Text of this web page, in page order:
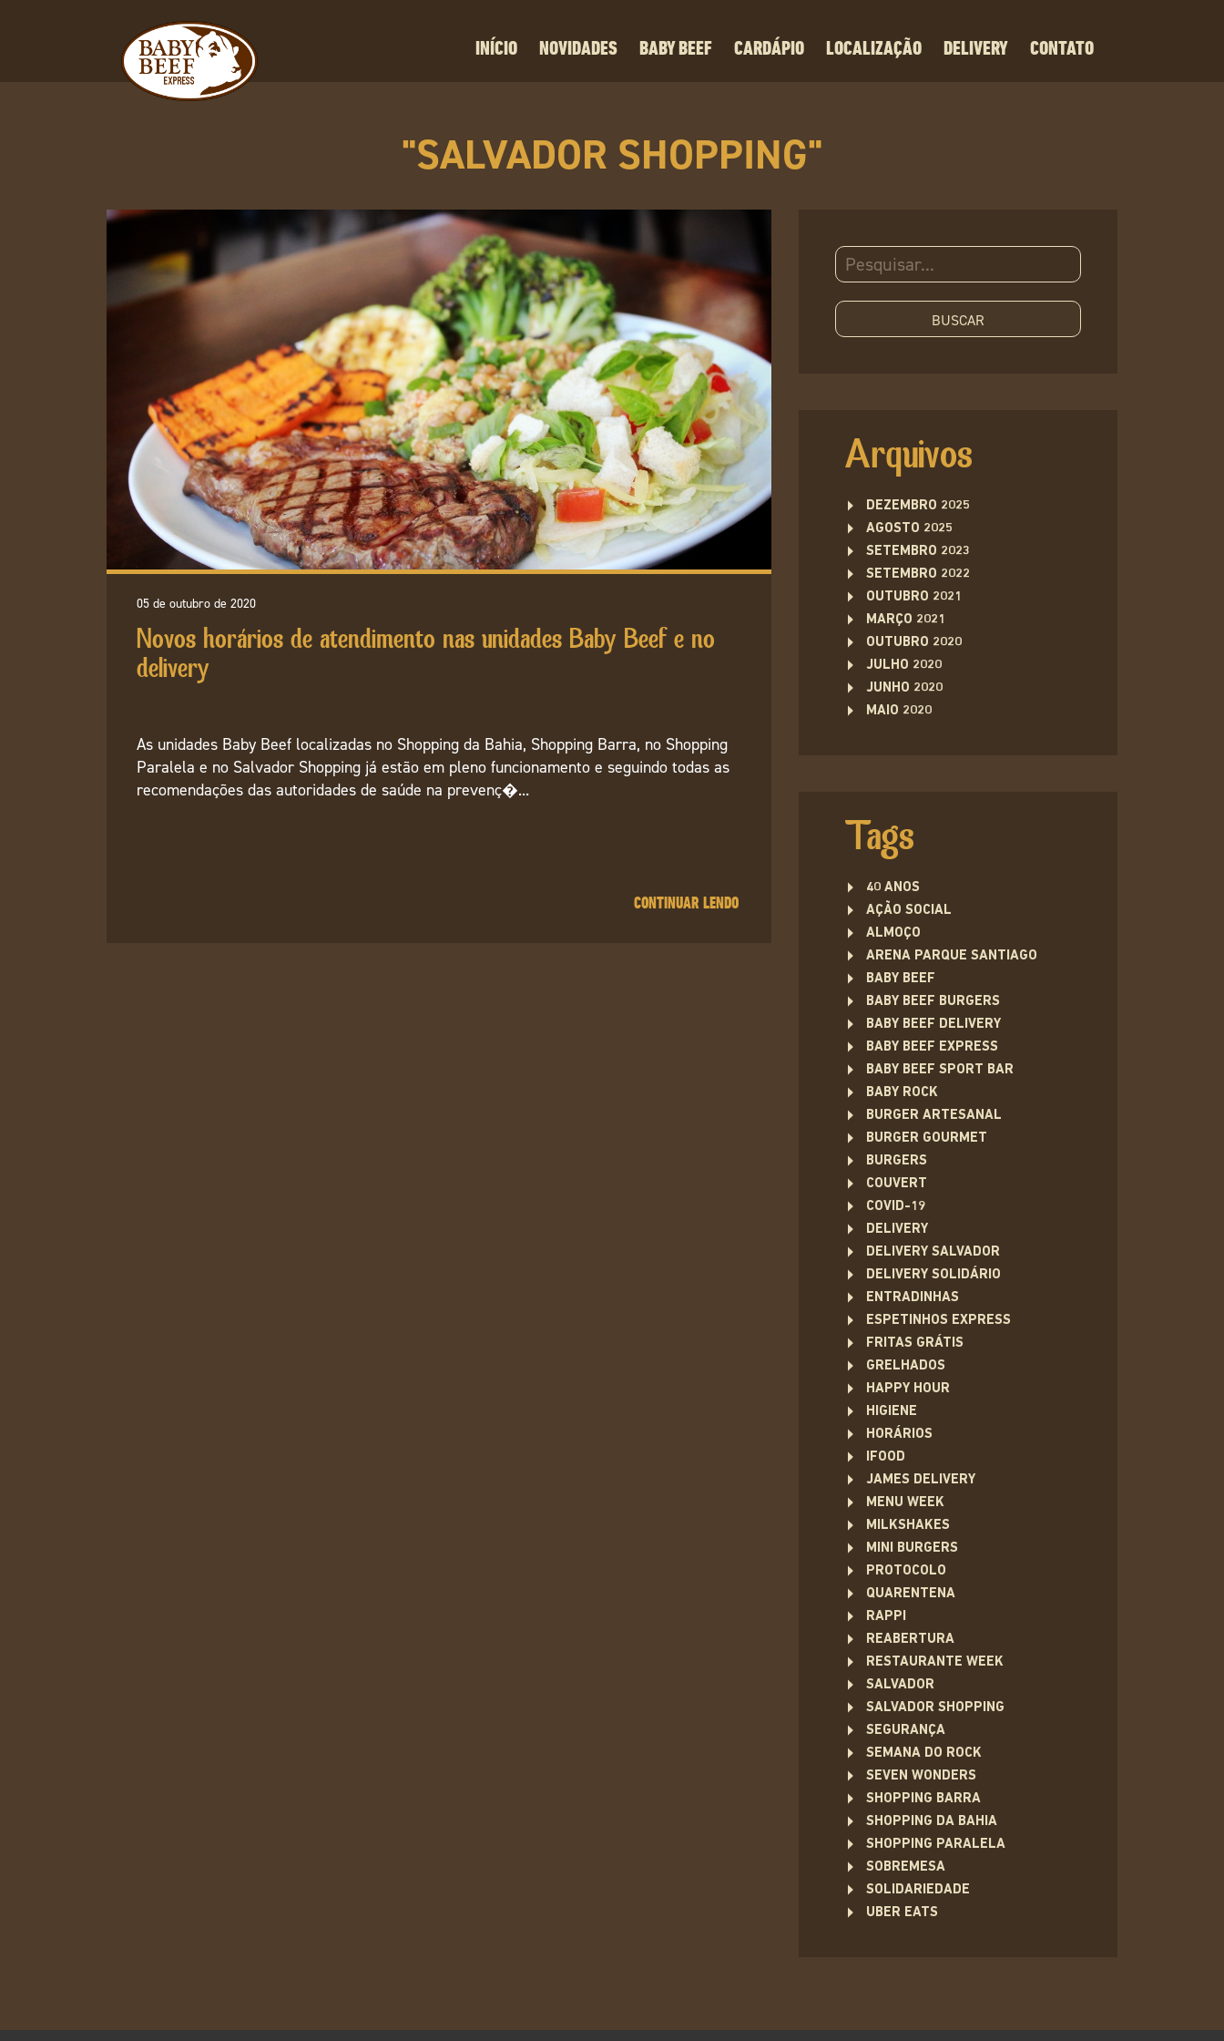
INÍCIO NOVIDADES BABY BEEF CARDÁPIO LOCALIZAÇÃO DELIVERY CONTATO
"SALVADOR SHOPPING"
05 de outubro de 2020
Novos horários de atendimento nas unidades Baby Beef e no
delivery
As unidades Baby Beef localizadas no Shopping da Bahia, Shopping Barra, no Shopping
Paralela e no Salvador Shopping já estão em pleno funcionamento e seguindo todas as
recomendações das autoridades de saúde na prevenç�...
CONTINUAR LENDO
Pesquisar
Arquivos
DEZEMBRO 2025
AGOSTO 2025
SETEMBRO 2023
SETEMBRO 2022
OUTUBRO 2021
MARÇO 2021
OUTUBRO 2020
JULHO 2020
JUNHO 2020
MAIO 2020
Tags
40 ANOS
AÇÃO SOCIAL
ALMOÇO
ARENA PARQUE SANTIAGO
BABY BEEF
BABY BEEF BURGERS
BABY BEEF DELIVERY
BABY BEEF EXPRESS
BABY BEEF SPORT BAR
BABY ROCK
BURGER ARTESANAL
BURGER GOURMET
BURGERS
COUVERT
COVID-19
DELIVERY
DELIVERY SALVADOR
DELIVERY SOLIDÁRIO
ENTRADINHAS
ESPETINHOS EXPRESS
FRITAS GRÁTIS
GRELHADOS
HAPPY HOUR
HIGIENE
HORÁRIOS
IFOOD
JAMES DELIVERY
MENU WEEK
MILKSHAKES
MINI BURGERS
PROTOCOLO
QUARENTENA
RAPPI
REABERTURA
RESTAURANTE WEEK
SALVADOR
SALVADOR SHOPPING
SEGURANÇA
SEMANA DO ROCK
SEVEN WONDERS
SHOPPING BARRA
SHOPPING DA BAHIA
SHOPPING PARALELA
SOBREMESA
SOLIDARIEDADE
UBER EATS